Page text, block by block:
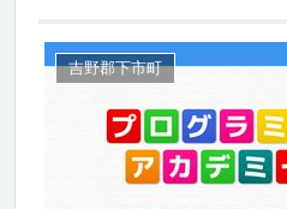
吉野郡下市町